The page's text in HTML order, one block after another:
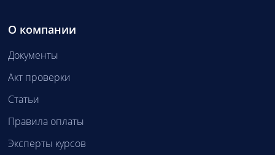
О компании
Документы
Акт проверки
Статьи
Правила оплаты
Эксперты курсов